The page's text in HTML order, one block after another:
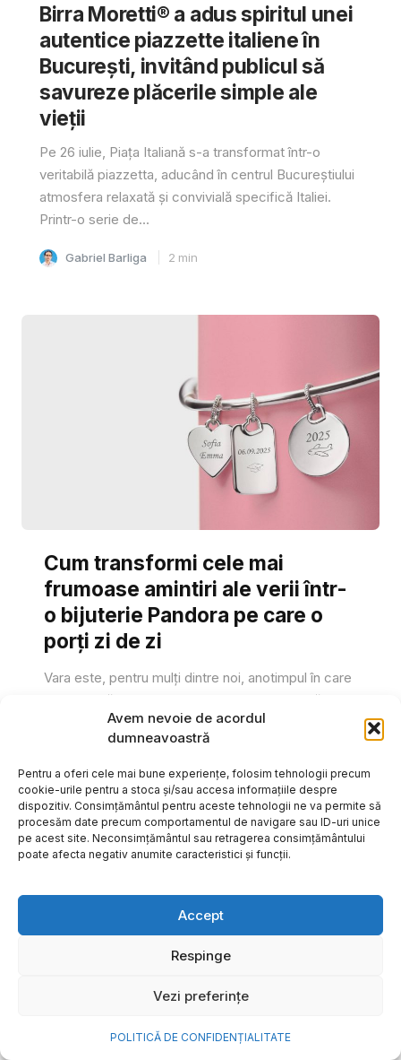
Avem nevoie de acordul
dumneavoastră
Pentru a oferi cele mai bune experiențe, folosim tehnologii precum
cookie-urile pentru a stoca și/sau accesa informațiile despre
dispozitiv. Consimțământul pentru aceste tehnologii ne va permite să
procesăm date precum comportamentul de navigare sau ID-uri unice
pe acest site. Neconsimțământul sau retragerea consimțământului
poate afecta negativ anumite caracteristici și funcții.
Accept
Respinge
Vezi preferințe
POLITICĂ DE CONFIDENȚIALITATE
Birra Moretti® a adus spiritul unei
autentice piazzette italiene în
București, invitând publicul să
savureze plăcerile simple ale
vieții
Pe 26 iulie, Piața Italiană s-a transformat într-o
veritabilă piazzetta, aducând în centrul Bucureștiului
atmosfera relaxată și convivială specifică Italiei.
Printr-o serie de...
Gabriel Barliga 2 min
Cum transformi cele mai
frumoase amintiri ale verii într-
o bijuterie Pandora pe care o
porți zi de zi
Vara este, pentru mulți dintre noi, anotimpul în care
se întâmplă cele mai importante lucruri. Plecăm în
vacanțe pe care le planificăm luni...
Cristiana Todiresei
NOVA Power & Gas: un program